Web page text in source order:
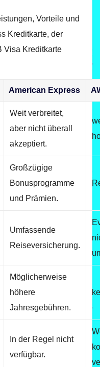
Vorteile und
Kreditkarte, der
Visa Kreditkarte
American Express
Weit verbreitet,
aber nicht überall
akzeptiert.
Großzügige
Bonusprogramme
und Prämien.
Umfassende
Reiseversicherung.
Möglicherweise
höhere
Jahresgebühren.
In der Regel nicht
verfügbar.